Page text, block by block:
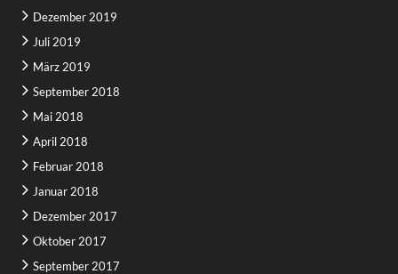
Dezember 2019
Juli 2019
März 2019
September 2018
Mai 2018
April 2018
Februar 2018
Januar 2018
Dezember 2017
Oktober 2017
September 2017